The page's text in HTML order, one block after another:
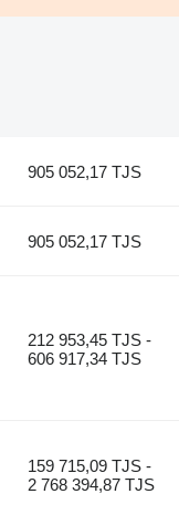
905 052,17 TJS
905 052,17 TJS
212 953,45 TJS -
606 917,34 TJS
159 715,09 TJS -
2 768 394,87 TJS